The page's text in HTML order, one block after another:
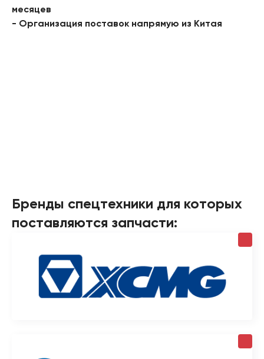
месяцев
- Организация поставок напрямую из Китая
Бренды спецтехники для которых
поставляются запчасти: